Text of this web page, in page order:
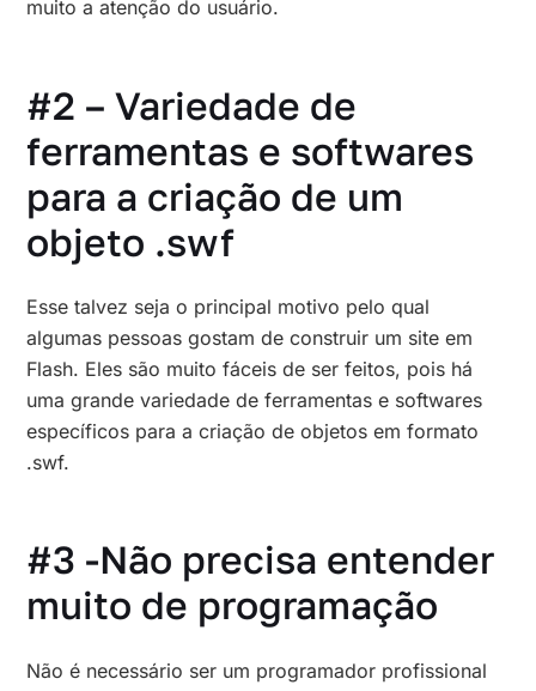
muito a atenção do usuário.
#2 – Variedade de
ferramentas e softwares
para a criação de um
objeto .swf
Esse talvez seja o principal motivo pelo qual
algumas pessoas gostam de construir um site em
Flash. Eles são muito fáceis de ser feitos, pois há
uma grande variedade de ferramentas e softwares
específicos para a criação de objetos em formato
.swf.
#3 -Não precisa entender
muito de programação
Não é necessário ser um programador profissional